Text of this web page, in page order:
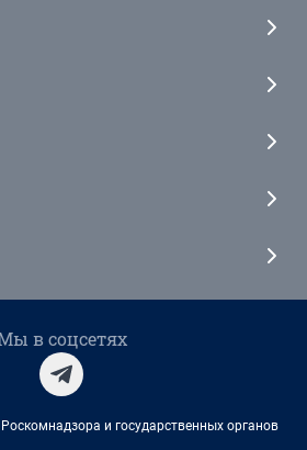
в соцсетях
и государственных органов